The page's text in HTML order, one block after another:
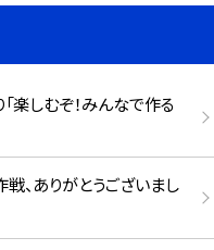
楽しむぞ！みんなで作る
、ありがとうございまし